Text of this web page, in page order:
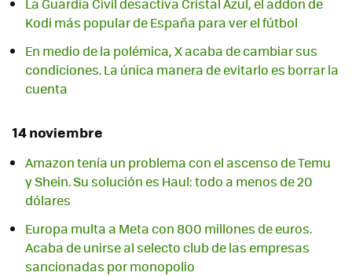
Kodi más popular de España para ver el fútbol
En medio de la polémica, X acaba de cambiar sus
condiciones. La única manera de evitarlo es borrar la
cuenta
14 noviembre
Amazon tenía un problema con el ascenso de Temu
y Shein. Su solución es Haul: todo a menos de 20
dólares
Europa multa a Meta con 800 millones de euros.
Acaba de unirse al selecto club de las empresas
sancionadas por monopolio